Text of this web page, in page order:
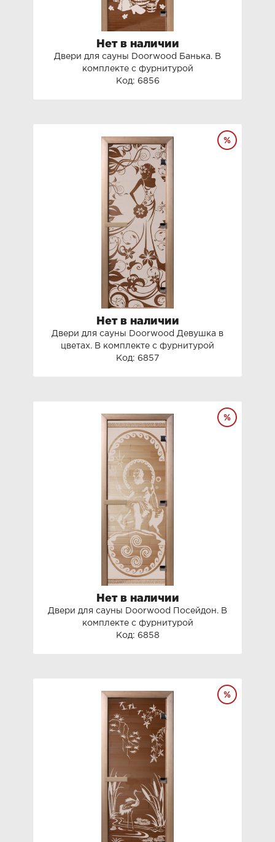
Нет в наличии
Двери для сауны Doorwood Банька. В
комплекте с фурнитурой
Код: 6856
Нет в наличии
Двери для сауны Doorwood Девушка в
цветах. В комплекте с фурнитурой
Код: 6857
Нет в наличии
Двери для сауны Doorwood Посейдон. В
комплекте с фурнитурой
Код: 6858